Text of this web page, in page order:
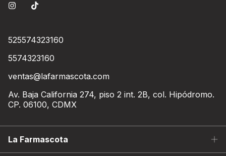
525574323160
5574323160
ventas@lafarmascota.com
Av. Baja California 274, piso 2 int. 2B, col. Hipódromo.
CP. 06100, CDMX
La Farmascota